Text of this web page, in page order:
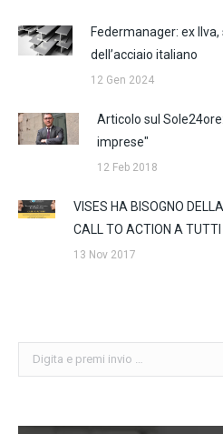
Federmanager: ex
dell’acciaio italiano
12 Gen 2024
Articolo sul
imprese"
12 Feb 2018
VISES HA BISOGNO
CALL TO ACTION A TUTTI
13 Nov 2017
Cerca: